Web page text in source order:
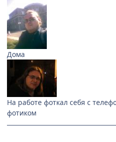
Дома
На работе фоткал себя с
фотиком